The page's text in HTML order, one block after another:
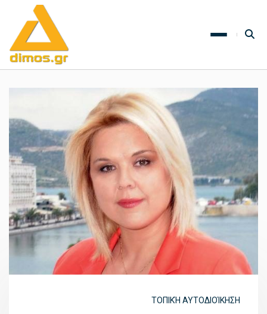
ΤΟΠΙΚΉ ΑΥΤΟΔΙΟΊΚΗΣΗ